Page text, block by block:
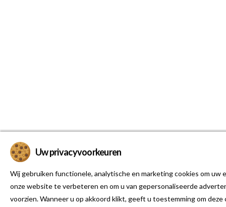
Uw privacyvoorkeuren
Wij gebruiken functionele, analytische en marketing cookies om uw
onze website te verbeteren en om u van gepersonaliseerde
voorzien. Wanneer u op akkoord klikt, geeft u toestemming om deze